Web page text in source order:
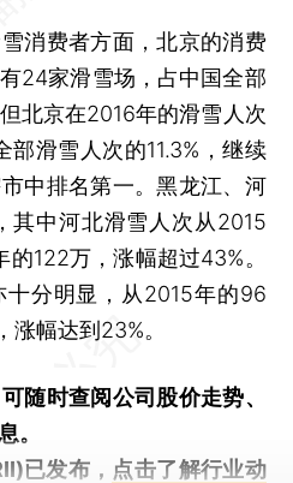
费者方面，北京的消费
24家滑雪场，占中国全部
北京在2016年的滑雪人次
部滑雪人次的11.3%，继续
中排名第一。黑龙江、河
其中河北滑雪人次从2015
122万，涨幅超过43%。
分明显，从2015年的96
涨幅达到23%。
可随时查阅公司股价走势、
。
已发布， 点击了解行业动